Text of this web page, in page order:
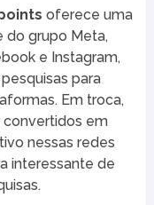
oferece uma
do grupo Meta,
e Instagram,
para
Em troca,
em
nessas redes
interessante de